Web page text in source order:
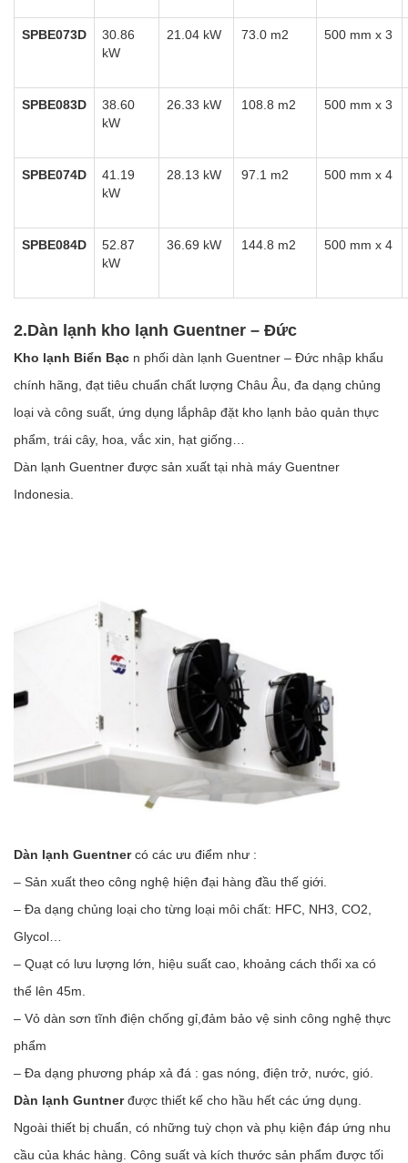
SPBE073D
30.86
kW
21.04 kW 73.0 m2 500 mm x 3
SPBE083D
38.60
kW
26.33 kW 108.8 m2 500 mm x 3
SPBE074D
41.19
kW
28.13 kW 97.1 m2 500 mm x 4
SPBE084D
52.87
kW
36.69 kW 144.8 m2 500 mm x 4
2.Dàn lạnh kho lạnh Guentner – Đức
Kho lạnh Biển Bạc n phối dàn lạnh Guentner – Đức nhập khẩu
chính hãng, đạt tiêu chuẩn chất lượng Châu Âu, đa dạng chủng
loại và công suất, ứng dụng lắphâp đặt kho lạnh bảo quản thực
phẩm, trái cây, hoa, vắc xin, hạt giống…
Dàn lạnh Guentner được sản xuất tại nhà máy Guentner
Indonesia.
Dàn lạnh Guentnercó các ưu điểm như :
– Sản xuất theo công nghệ hiện đại hàng đầu thế giới.
– Đa dạng chủng loại cho từng loại môi chất: HFC, NH3, CO2,
Glycol…
– Quạt có lưu lượng lớn, hiệu suất cao, khoảng cách thổi xa có
thể lên 45m.
– Vỏ dàn sơn tĩnh điện chống gỉ,đảm bảo vệ sinh công nghệ thực
phẩm
– Ða dạng phương pháp xả đá : gas nóng, điện trở, nước, gió.
Dàn lạnh Guntnerđược thiết kế cho hầu hết các ứng dụng.
Ngoài thiết bị chuẩn, có những tuỳ chọn và phụ kiện đáp ứng nhu
cầu của khác hàng. Công suất và kích thước sản phẩm được tối